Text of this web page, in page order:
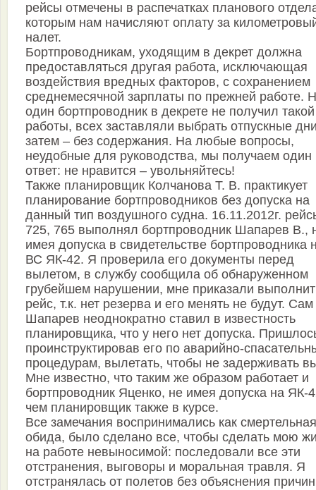
рейсы отмечены в распечатках планового
которым нам начисляют оплату за
налет.
Бортпроводникам, уходящим в декрет должна
предоставляться другая работа, исключающая
воздействия вредных факторов, с сохранением
среднемесячной зарплаты по прежней работе.
один бортпроводник в декрете не получил такой
работы, всех заставляли выбрать отпускные
затем – без содержания. На любые вопросы,
неудобные для руководства, мы получаем один
ответ: не нравится – увольняйтесь!
Также планировщик Колчанова Т. В. практикует
планирование бортпроводников без допуска на
данный тип воздушного судна. 16.11.2012г.
725, 765 выполнял бортпроводник Шапарев В.,
имея допуска в свидетельстве бортпроводника
ВС ЯК-42. Я проверила его документы перед
вылетом, в службу сообщила об обнаруженном
грубейшем нарушении, мне приказали
рейс, т.к. нет резерва и его менять не будут. Сам
Шапарев неоднократно ставил в известность
планировщика, что у него нет допуска.
проинструктировав его по аварийно-
процедурам, вылетать, чтобы не задерживать
Мне известно, что таким же образом работает и
бортпроводник Яценко, не имея допуска на ЯК-
чем планировщик также в курсе.
Все замечания воспринимались как смертельная
обида, было сделано все, чтобы сделать мою
на работе невыносимой: последовали все эти
отстранения, выговоры и моральная травля. Я
отстранялась от полетов без объяснения